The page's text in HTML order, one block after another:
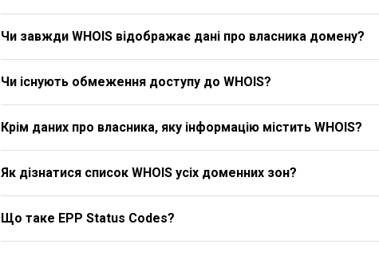
Чи завжди WHOIS відображає дані про власника домену?
Чи існують обмеження доступу до WHOIS?
Крім даних про власника, яку інформацію містить WHOIS?
Як дізнатися список WHOIS усіх доменних зон?
Що таке EPP Status Codes?